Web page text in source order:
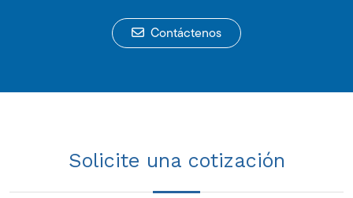
Contáctenos
Solicite una cotización